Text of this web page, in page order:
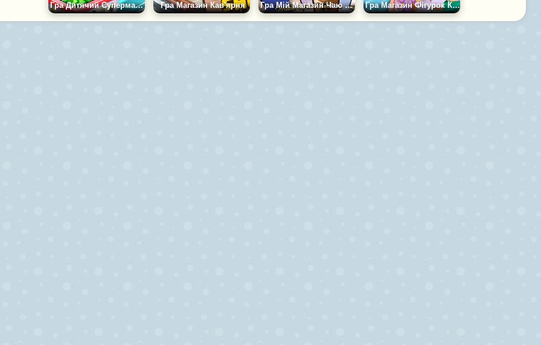
Гра Дитячий Супермаркет Гра Магазин Кав'ярня Гра Мій Магазин Чаю Боба Гра Магазин Фігурок Кристал